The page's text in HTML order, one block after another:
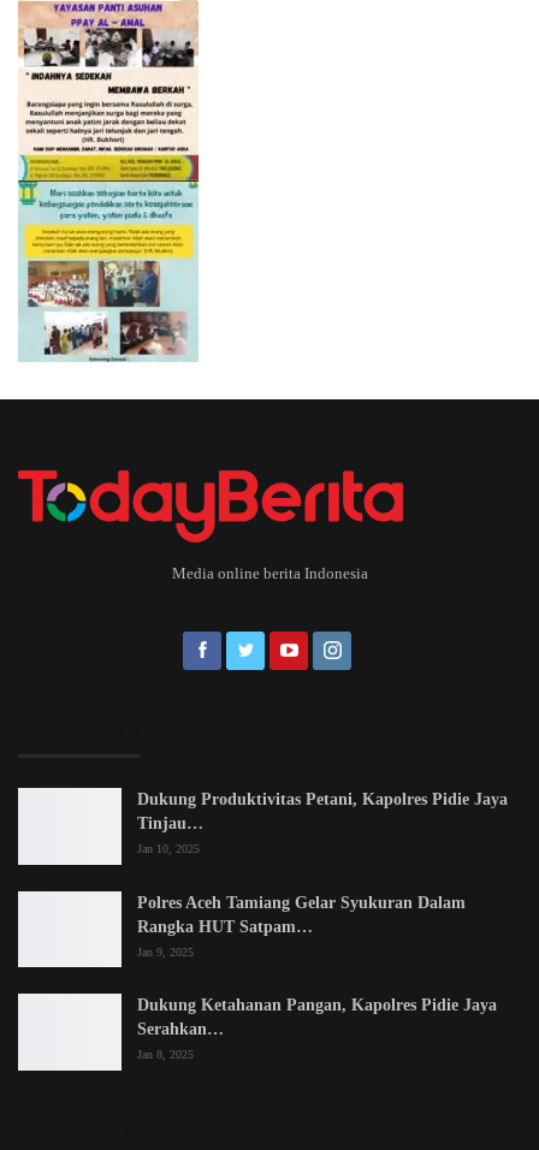
Media online berita Indonesia
Dukung Produktivitas Petani, Kapolres Pidie Jaya
Tinjau…
Jan 10, 2025
Polres Aceh Tamiang Gelar Syukuran Dalam
Rangka HUT Satpam…
Jan 9, 2025
Dukung Ketahanan Pangan, Kapolres Pidie Jaya
Serahkan…
Jan 8, 2025